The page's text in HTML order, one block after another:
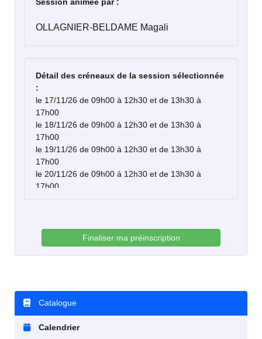
OLLAGNIER-BELDAME Magali
Détail des créneaux de la session sélectionnée
:
le 17/11/26 de 09h00 à 12h30 et de 13h30 à
17h00
le 18/11/26 de 09h00 à 12h30 et de 13h30 à
17h00
le 19/11/26 de 09h00 à 12h30 et de 13h30 à
17h00
le 20/11/26 de 09h00 à 12h30 et de 13h30 à
17h00
Finaliser ma préinscription
Catalogue
Calendrier